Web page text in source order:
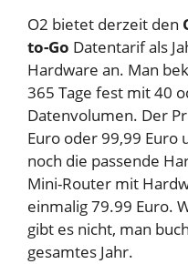
O2 bietet derzeit den
to-Go Datentarif als
Hardware an. Man
365 Tage fest mit 40
Datenvolumen. Der
Euro oder 99,99 Euro
noch die passende
Mini-Router mit
einmalig 79.99 Euro.
gibt es nicht, man
gesamtes Jahr.